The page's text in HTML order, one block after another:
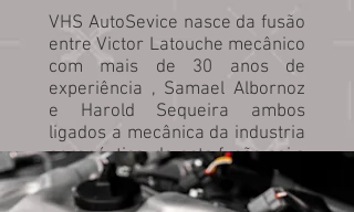
VHS AutoSevice nasce da fusão
entre Victor Latouche mecânico
com mais de 30 anos de
experiência , Samael Albornoz
e Harold Sequeira ambos
ligados a mecânica da industria
aeronáutica, de esta fusão sai a
consolidação de um projeto
inovador no sector automóvel .